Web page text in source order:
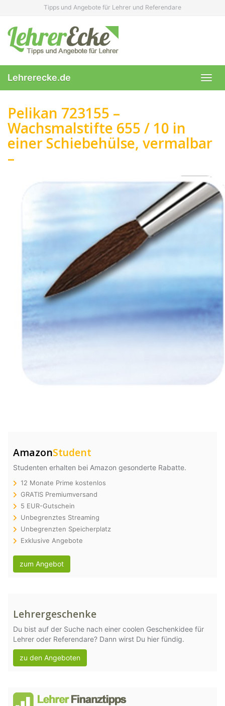
content
Tipps und Angebote für Lehrer und Referendare
Lehrerecke.de
Pelikan 723155 –
Wachsmalstifte 655 / 10 in
einer Schiebehülse, vermalbar
–
AmazonStudent
Studenten erhalten bei Amazon gesonderte Rabatte.
12 Monate Prime kostenlos
GRATIS Premiumversand
5 EUR-Gutschein
Unbegrenztes Streaming
Unbegrenzten Speicherplatz
Exklusive Angebote
zum Angebot
Lehrergeschenke
Du bist auf der Suche nach einer coolen Geschenkidee für
Lehrer oder Referendare? Dann wirst Du hier fündig.
zu den Angeboten